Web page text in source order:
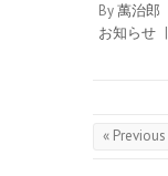
By萬治郎
お知らせ |
« Previous